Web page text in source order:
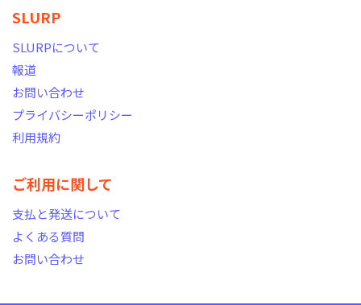
SLURP
SLURPについて
報道
お問い合わせ
プライバシーポリシー
利用規約
ご利用に関して
支払と発送について
よくある質問
お問い合わせ